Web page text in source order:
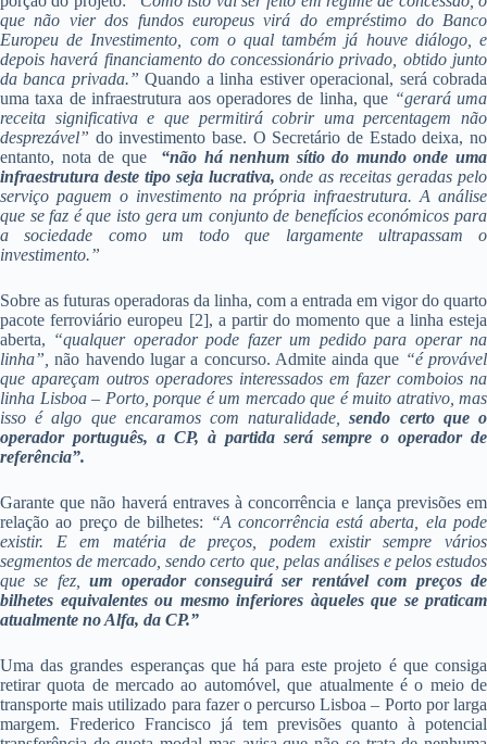
que não vier dos fundos europeus virá do empréstimo do Banco
Europeu de Investimento, com o qual também já houve diálogo, e
depois haverá financiamento do concessionário privado, obtido junto
da banca privada.”Quando a linha estiver operacional, será cobrada
uma taxa de infraestrutura aos operadores de linha, que “gerará uma
receita significativa e que permitirá cobrir uma percentagem não
desprezável” do investimento base. O Secretário de Estado deixa, no
entanto, nota de que
“não há nenhum sítio do mundo onde uma
infraestrutura deste tipo seja lucrativa,onde as receitas geradas pelo
serviço paguem o investimento na própria infraestrutura. A análise
que se faz é que isto gera um conjunto de benefícios económicos para
a sociedade como um todo que largamente ultrapassam o
investimento.”
Sobre as futuras operadoras da linha, com a entrada em vigor do quarto
pacote ferroviário europeu [2], a partir do momento que a linha esteja
aberta, “qualquer operador pode fazer um pedido para operar na
linha”,não havendo lugar a concurso. Admite ainda que “é provável
que apareçam outros operadores interessados em fazer comboios na
linha Lisboa – Porto, porque é um mercado que é muito atrativo, mas
isso é algo que encaramos com naturalidade,sendo certo que o
operador português, a CP, à partida será sempre o operador de
referência”.
Garante que não haverá entraves à concorrência e lança previsões em
relação ao preço de bilhetes: “A concorrência está aberta, ela pode
existir. E em matéria de preços, podem existir sempre vários
segmentos de mercado, sendo certo que, pelas análises e pelos estudos
que se fez,um operador conseguirá ser rentável com preços de
bilhetes equivalentes ou mesmo inferiores àqueles que se praticam
atualmente no Alfa, da CP.”
Uma das grandes esperanças que há para este projeto é que consiga
retirar quota de mercado ao automóvel, que atualmente é o meio de
transporte mais utilizado para fazer o percurso Lisboa – Porto por larga
margem. Frederico Francisco já tem previsões quanto à potencial